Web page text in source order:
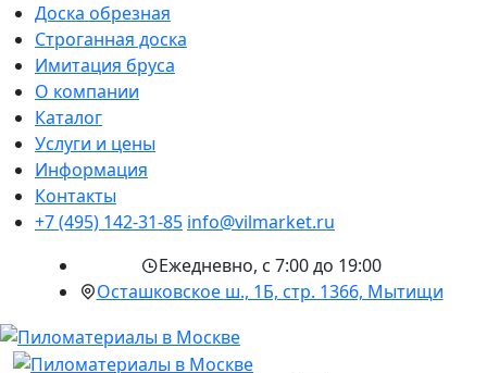
Доска обрезная
Строганная доска
Имитация бруса
О компании
Каталог
Услуги и цены
Информация
Контакты
+7 (495) 142-31-85 info@vilmarket.ru
Ежедневно, с 7:00 до 19:00
Осташковское ш., 1Б, стр. 1366, Мытищи